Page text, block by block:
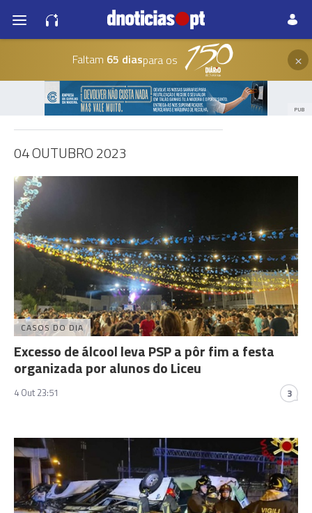
Faltam 65 diaspara os ×
PUB
04 OUTUBRO 2023
CASOS DO DIA
Excesso de álcool leva PSP a pôr fim a festa
organizada por alunos do Liceu
4 Out 23:51 3